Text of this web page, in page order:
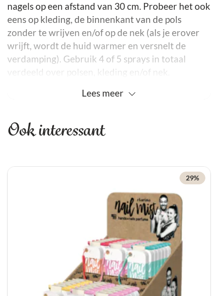
nagels op een afstand van 30 cm. Probeer het ook
eens op kleding, de binnenkant van de pols
zonder te wrijven en/of op de nek (als je erover
wrijft, wordt de huid warmer en versnelt de
verdamping). Gebruik 4 of 5 sprays in totaal
verdeeld over polsen, kleding en/of nek.
Lees meer
Ook interessant
29%